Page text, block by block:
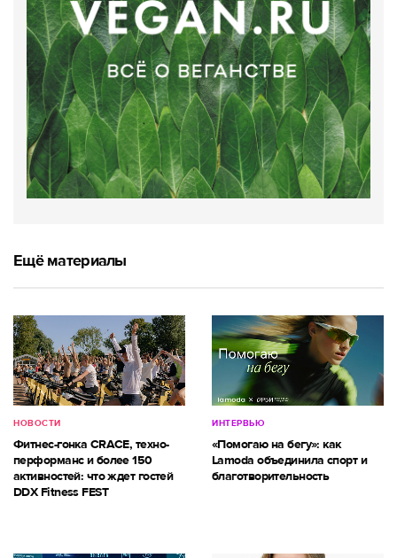
Ещё материалы
НОВОСТИ
Фитнес-гонка CRACE, техно-
перформанс и более 150
активностей: что ждет гостей
DDX Fitness FEST
ИНТЕРВЬЮ
«Помогаю на бегу»: как
Lamoda объединила спорт и
благотворительность